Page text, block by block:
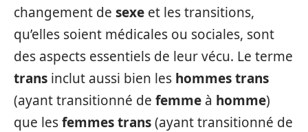
changement de sexe et les transitions,
qu’elles soient médicales ou sociales, sont
des aspects essentiels de leur vécu. Le terme
trans inclut aussi bien les hommes trans
(ayant transitionné de femme à homme)
que lesfemmes trans(ayant transitionné de